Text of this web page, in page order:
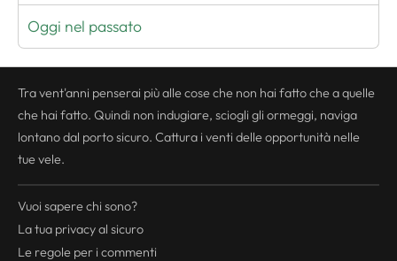
Oggi nel passato
Tra vent'anni penserai più alle cose che non hai fatto che a quelle
che hai fatto. Quindi non indugiare, sciogli gli ormeggi, naviga
lontano dal porto sicuro. Cattura i venti delle opportunità nelle
tue vele.
Vuoi sapere chi sono?
La tua privacyal sicuro
Le regole per i commenti